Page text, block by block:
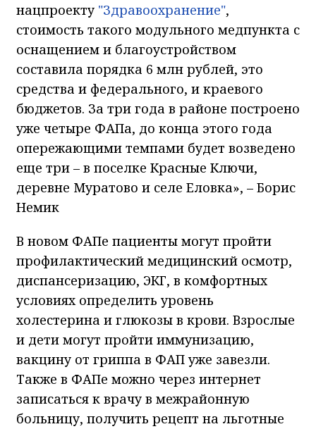
нацпроекту "Здравоохранение",
стоимость такого модульного медпункта с
оснащением и благоустройством
составила порядка 6 млн рублей, это
средства и федерального, и краевого
бюджетов. За три года в районе построено
уже четыре ФАПа, до конца этого года
опережающими темпами будет возведено
еще три – в поселке Красные Ключи,
деревне Муратово и селе Еловка», – Борис
Немик
В новом ФАПе пациенты могут пройти
профилактический медицинский осмотр,
диспансеризацию, ЭКГ, в комфортных
условиях определить уровень
холестерина и глюкозы в крови. Взрослые
и дети могут пройти иммунизацию,
вакцину от гриппа в ФАП уже завезли.
Также в ФАПе можно через интернет
записаться к врачу в межрайонную
больницу, получить рецепт на льготные